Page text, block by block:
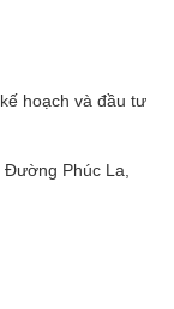
hoạch và đầu tư
Phúc La,